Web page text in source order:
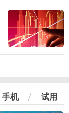
手机 试用